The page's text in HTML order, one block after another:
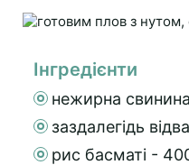
Інгредієнти
нежирна
заздалегідь
рис басматі -